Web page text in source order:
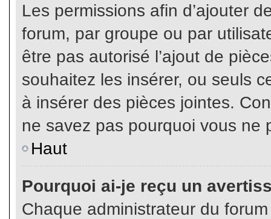
Les permissions afin d’ajouter
forum, par groupe ou par
être pas autorisé l’ajout de
souhaitez les insérer, ou seuls
à insérer des pièces jointes.
ne savez pas pourquoi vous ne
Haut
Pourquoi ai-je reçu un
Chaque administrateur du